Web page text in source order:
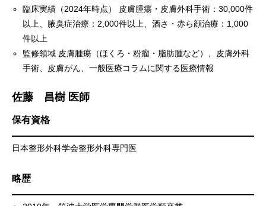
臨床実績（2024年時点） 皮膚腫瘍・皮膚外科手術：30,000件
以上、腋臭症治療：2,000件以上、酒さ・赤ら顔治療：1,000
件以上
監修領域 皮膚腫瘍（ほくろ・粉瘤・脂肪腫など）、皮膚外科
手術、皮膚がん、一般医療コラムに関する医療情報
佐藤 昌樹 医師
保有資格
日本整形外科学会整形外科専門医
略歴